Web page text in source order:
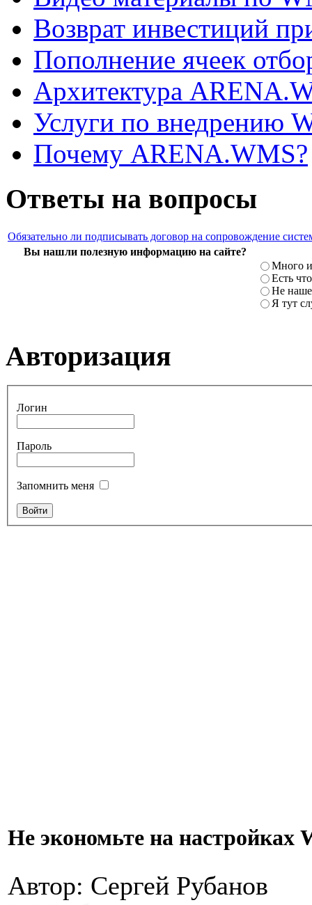
Возврат инвестиций
Пополнение ячеек
Архитектура
Услуги по внедрению
Почему ARENA.WMS?
Ответы на вопросы
Обязательно ли подписывать договор на сопровождение
Вы нашли полезную информацию на сайте?
Много
Есть
Не
Я тут
Авторизация
Логин
Пароль
Запомнить меня
Не экономьте на настройках
Автор: Сергей Рубанов